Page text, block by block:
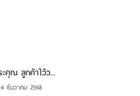
คุณ ลูกค้าไว้ว...
ธันวาคม 2568